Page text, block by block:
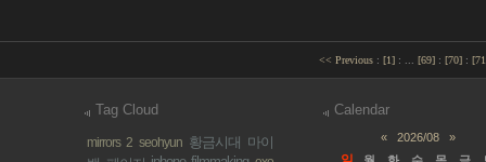
<< Previous : [1] : [69] : [70] : [71
Tag Cloud
mirrors 2 seohyun 황금시대 마이
Calendar
« 2026/08 »